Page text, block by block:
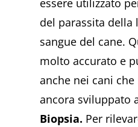
essere utilizzato
del parassita della
sangue del cane.
molto accurato e
anche nei cani
ancora sviluppato
Biopsia. Per